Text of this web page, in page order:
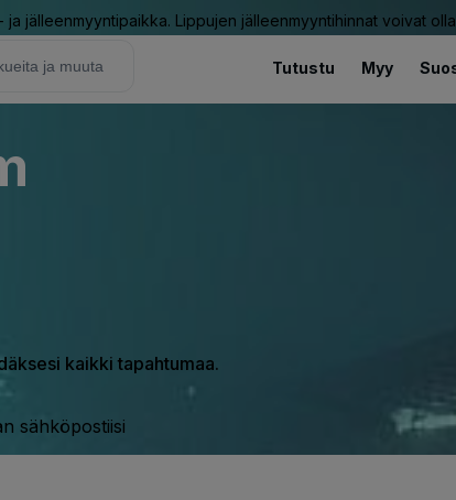
ja jälleenmyyntipaikka. Lippujen jälleenmyyntihinnat voivat
Tutustu Myy
kaikki tapahtumaa.
sähköpostiisi